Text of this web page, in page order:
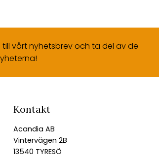
till vårt nyhetsbrev och ta del av de
Kontakt
Acandia AB
Vintervägen 2B
13540 TYRESÖ